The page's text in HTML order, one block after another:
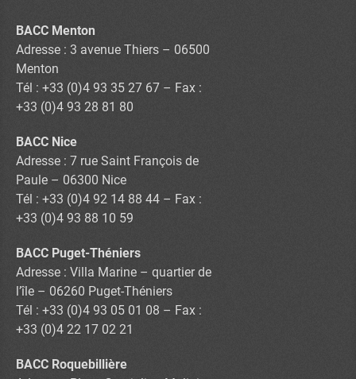
BACC Menton
Adresse : 3 avenue Thiers – 06500
Menton
Tél : +33 (0)4 93 35 27 67 – Fax :
+33 (0)4 93 28 81 80
BACC Nice
Adresse : 7 rue Saint François de
Paule – 06300 Nice
Tél : +33 (0)4 92 14 88 44 – Fax :
+33 (0)4 93 88 10 59
BACC Puget-Théniers
Adresse : Villa Marine – quartier de
l’île – 06260 Puget-Théniers
Tél : +33 (0)4 93 05 01 08 – Fax :
+33 (0)4 22 17 02 21
BACC Roquebillière